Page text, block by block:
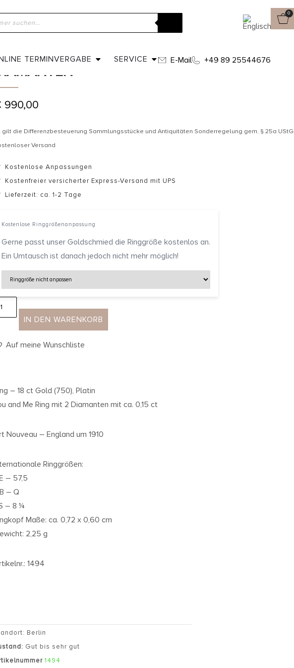
0
TERMINVERGABE SERVICE E-Mail +49 89 25544676
»Shop»Um 1910 – Art Nouveau Ring mit Diamanten
1910 – ART NOUVEAU RING MIT
990,00
gilt die Differenzbesteuerung Sammlungsstücke und Antiquitäten Sonderregelung gem. § 25a UStG
Versand
Kostenlose Anpassungen
Kostenfreier versicherter Express-Versand mit UPS
Lieferzeit: ca. 1-2 Tage
Kostenlose Ringgrößenanpassung
Gerne passt unser Goldschmied die Ringgröße kostenlos an.
Ein Umtausch ist danach jedoch nicht mehr möglich!
IN DEN WARENKORB
Auf meine Wunschliste
– 18 ct Gold (750), Platin
and Me Ring mit 2 Diamanten mit ca. 0,15 ct
Nouveau – England um 1910
Ringgrößen:
– 57,5
– Q
– 8 ¼
Maße: ca. 0,72 x 0,60 cm
2,25 g
1494
Berlin
Gut bis sehr gut
1494